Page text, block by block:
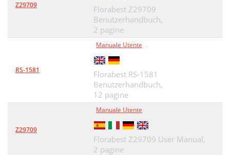
Z29709
Florabest Z29709
Benutzerhandbuch,
2 pagine
RS-1581
Manuale Utente
Florabest RS-1581
Benutzerhandbuch,
12 pagine
Z29709
Manuale Utente
Florabest Z29709 User Manual,
2 pagine